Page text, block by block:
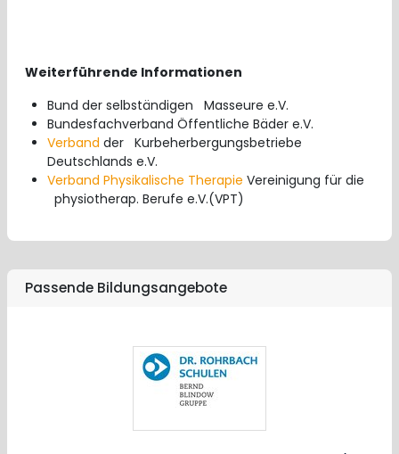
Weiterführende Informationen
Bund der selbständigen Masseure e.V.
Bundesfachverband Öffentliche Bäder e.V.
Verband der Kurbeherbergungsbetriebe
Deutschlands e.V.
Verband Physikalische Therapie Vereinigung für die
physiotherap. Berufe e.V.(VPT)
Passende Bildungsangebote